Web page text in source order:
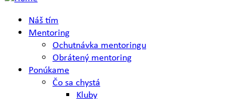
Náš tím
Mentoring
Ochutnávka mentoringu
Obrátený mentoring
Ponúkame
Čo sa chystá
Kluby